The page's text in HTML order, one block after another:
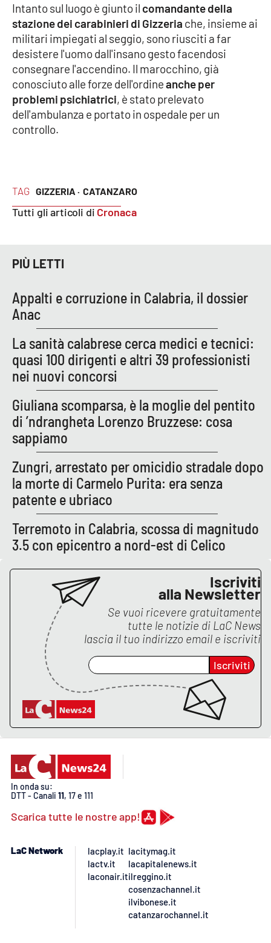
Società
Sport
RUBRICHE
Good Morning Vietnam
Imprese Di Calabria
Venti di comunicazione
STREAMING
LaC TV
LaC Network
LaC OnAir
EDIZIONI
LOCALI
Catanzaro
Crotone
Vibo Valentia
Reggio Calabria
Cosenza
Lamezia Terme
PROGETTI
SPECIALI
Buona Sanità Calabria
Destinazioni
TAG GIZZERIA · CATANZARO
Tutti gli articoli di Cronaca
Intanto sul luogo è giunto il comandante della
stazione dei carabinieri di Gizzeria che, insieme ai
militari impiegati al seggio, sono riusciti a far
desistere l'uomo dall'insano gesto facendosi
consegnare l'accendino. Il marocchino, già
conosciuto alle forze dell'ordineanche per
problemi psichiatrici, è stato prelevato
dell'ambulanza e portato in ospedale per un
controllo.
PIÙ LETTI
Appalti e corruzione in Calabria, il dossier
Anac
La sanità calabrese cerca medici e tecnici:
quasi 100 dirigenti e altri 39 professionisti
nei nuovi concorsi
Giuliana scomparsa, è la moglie del pentito
di ’ndrangheta Lorenzo Bruzzese: cosa
sappiamo
Zungri, arrestato per omicidio stradale dopo
la morte di Carmelo Purita: era senza
patente e ubriaco
Terremoto in Calabria, scossa di magnitudo
3.5 con epicentro a nord-est di Celico
Iscriviti
alla Newsletter
Se vuoi ricevere gratuitamente
tutte le notizie di LaC News
lascia il tuo indirizzo email e iscriviti
Iscriviti
In onda su:
DTT - Canali 11, 17 e 111
Scarica tutte le nostre app!
LaC Network
lacplay.it
lactv.it
laconair.it
lacitymag.it
lacapitalenews.it
ilreggino.it
cosenzachannel.it
ilvibonese.it
catanzarochannel.it